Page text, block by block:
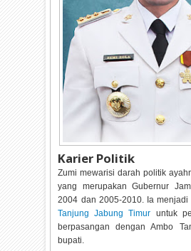
Karier Politik
Zumi mewarisi darah politik
yang merupakan Gubernur
2004 dan 2005-2010. Ia menjadi
Tanjung Jabung Timur untuk
berpasangan dengan Ambo
bupati.